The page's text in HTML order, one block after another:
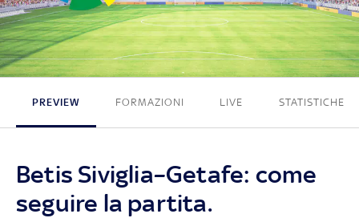
1 - 1
PREVIEW FORMAZIONI LIVE STATISTICHE
Betis Siviglia–Getafe: come
seguire la partita.